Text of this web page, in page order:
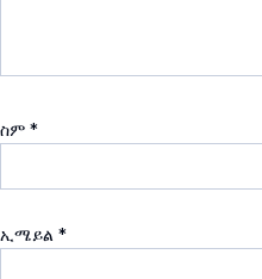
ስም *
ኢሜይል *